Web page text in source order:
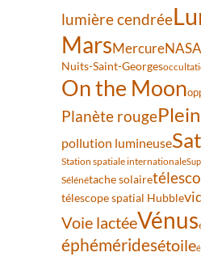
lumière cendrée
MarsMercureNASA
Nuits-Saint-Georges
On the Moon
Planète rouge
pollution lumineuse
Station spatiale internationale
Sélénétache solaire
télescope spatial Hubble
Voie lactéeVénus
éphéméridesétoile